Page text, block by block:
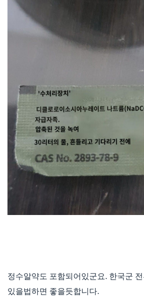
정수알약도 포함되어있군요. 한국군
있을법하면 좋을듯합니다.